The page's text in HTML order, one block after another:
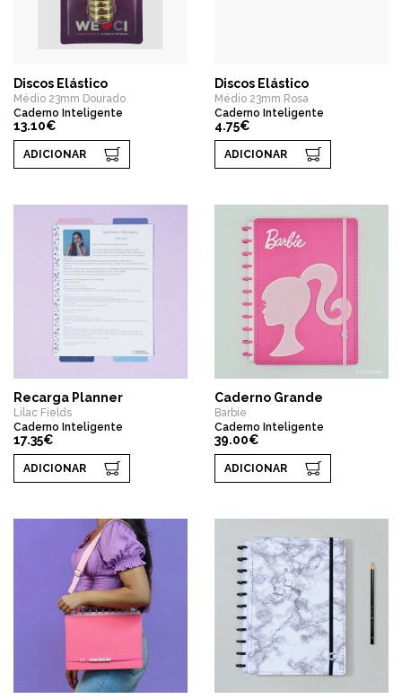
Discos Elástico
Médio 23mm Dourado
Caderno Inteligente
13.10€
ADICIONAR
Discos Elástico
Médio 23mm Rosa
Caderno Inteligente
4.75€
ADICIONAR
Recarga Planner
Lilac Fields
Caderno Inteligente
17.35€
ADICIONAR
Caderno Grande
Barbie
Caderno Inteligente
39.00€
ADICIONAR